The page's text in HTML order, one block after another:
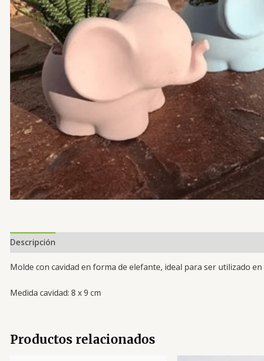
Descripción
Molde con cavidad en forma de elefante, ideal para ser utilizado
Medida cavidad: 8 x 9 cm
Productos relacionados